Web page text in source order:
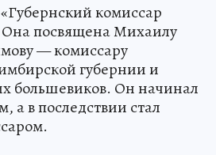
комиссар
посвящена Михаилу
— комиссару
губернии и
большевиков. Он начинал
а в последствии стал